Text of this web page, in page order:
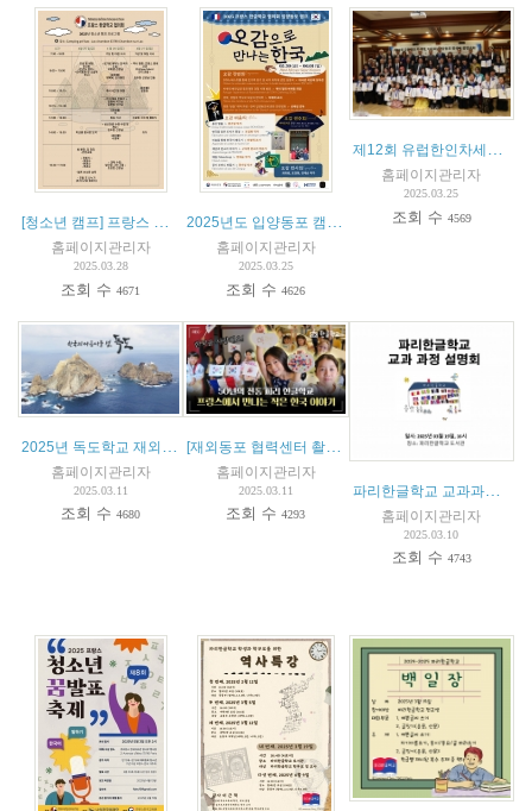
[청소년 캠프] 프랑스 한글학교 협의회, "교육 거버넌스와 전통" 청소년 캠프 개최 예정 (4월 25-27일)
홈페이지관리자
2025.03.28
조회 수4671
2025년도 입양동포 캠프 안내
홈페이지관리자
2025.03.25
조회 수4626
제12회 유럽한인차세대 한국어 웅변대회 - 이은찬 양 (열매 4반) 민주평화통일자문회의 특별상 수상
홈페이지관리자
2025.03.25
조회 수 4569
홈페이지관리자
2025.03.11
조회 수4680
홈페이지관리자
2025.03.11
조회 수4293
파리한글학교 교과과정 설명회- 2025년 3월 19일
홈페이지관리자
2025.03.10
조회 수 4743